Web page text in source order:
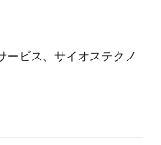
ービス、サイオステクノ